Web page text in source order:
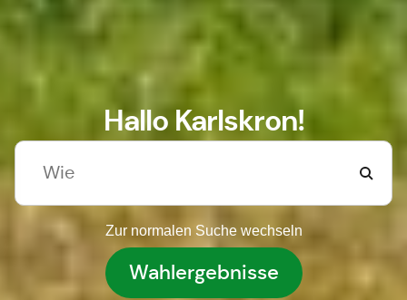
Hallo Karlskron!
Zur normalen Suche wechseln
Wahlergebnisse